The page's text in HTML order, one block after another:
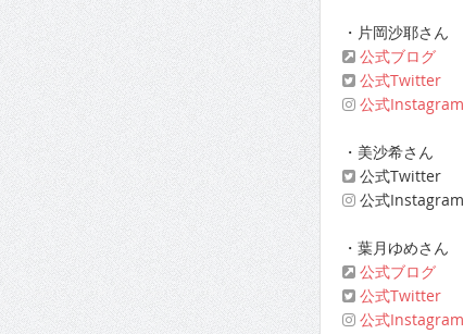
・片岡沙耶さん
公式ブログ
公式Twitter
公式Instagram
・美沙希さん
公式Twitter
公式Instagram
・葉月ゆめさん
公式ブログ
公式Twitter
公式Instagram